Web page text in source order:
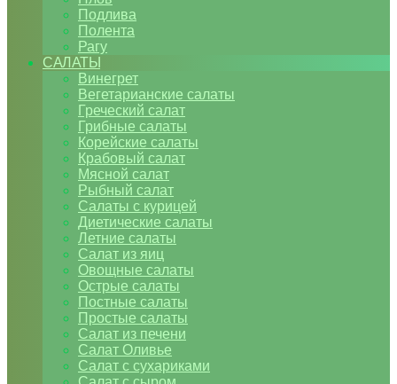
Подлива
Полента
Рагу
САЛАТЫ
Винегрет
Вегетарианские салаты
Греческий салат
Грибные салаты
Корейские салаты
Крабовый салат
Мясной салат
Рыбный салат
Салаты с курицей
Диетические салаты
Летние салаты
Салат из яиц
Овощные салаты
Острые салаты
Постные салаты
Простые салаты
Салат из печени
Салат Оливье
Салат с сухариками